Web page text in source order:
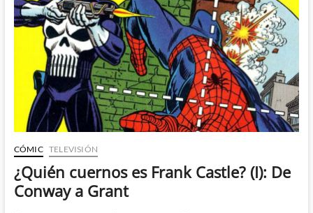
Castle?
(II)
CÓMIC TELEVISIÓN
¿Quién cuernos es Frank Castle? (I): De
Conway a Grant